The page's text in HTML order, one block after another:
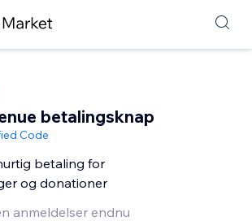
betalingsknap
Code
betaling for
og donationer
anmeldelser endnu